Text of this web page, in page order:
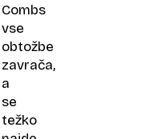
Combs
vse
obtožbe
zavrača,
a
se
težko